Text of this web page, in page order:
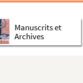
Manuscrits et
Archives